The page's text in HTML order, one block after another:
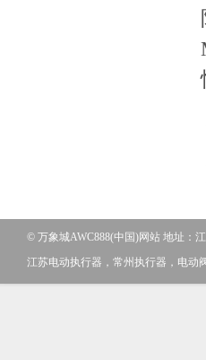
© 万象城AWC888(中国)网站 地址：
江苏电动执行器，常州执行器，电动